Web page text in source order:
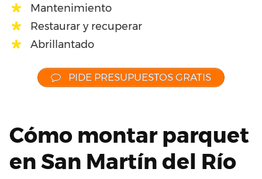
Mantenimiento
Restaurar y recuperar
Abrillantado
PIDE PRESUPUESTOS GRATIS
Cómo montar parquet
en San Martín del Río